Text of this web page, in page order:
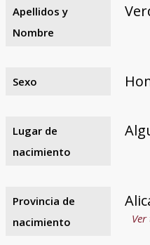
Razones y
El equipo
Fuentes
Apellidos y
Nombre
Sexo
Lugar de
nacimiento
Provincia de
nacimiento